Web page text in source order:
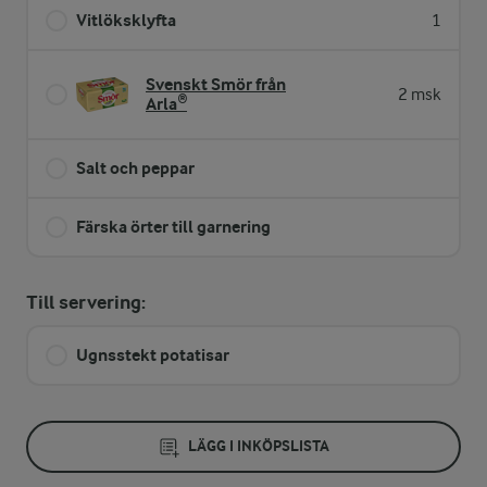
Vitlöksklyfta 1
Svenskt Smör från
Arla®
2 msk
Salt och peppar
Färska örter till garnering
Till servering:
Ugnsstekt potatisar
LÄGG I INKÖPSLISTA